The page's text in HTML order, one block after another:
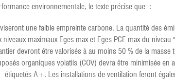
environnementale, le texte précise que :
une faible empreinte carbone. La quantité des
niveaux maximaux Eges max et Eges PCE max du
devront être valorisés à au moins 50 % de la
organiques volatils (COV) devra être minimisée
A+. Les installations de ventilation feront